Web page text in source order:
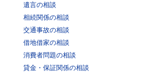
遺言の相談
相続関係の相談
交通事故の相談
借地借家の相談
消費者問題の相談
貸金・保証関係の相談